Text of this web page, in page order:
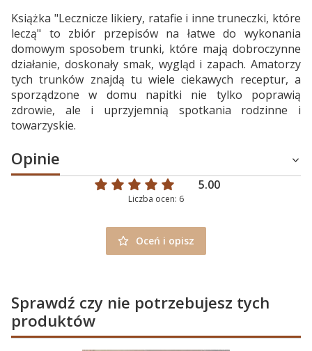
Książka "Lecznicze likiery, ratafie i inne truneczki, które
leczą" to zbiór przepisów na łatwe do wykonania
domowym sposobem trunki, które mają dobroczynne
działanie, doskonały smak, wygląd i zapach. Amatorzy
tych trunków znajdą tu wiele ciekawych receptur, a
sporządzone w domu napitki nie tylko poprawią
zdrowie, ale i uprzyjemnią spotkania rodzinne i
towarzyskie.
Opinie
5.00
Liczba ocen: 6
Oceń i opisz
Sprawdź czy nie potrzebujesz tych
produktów